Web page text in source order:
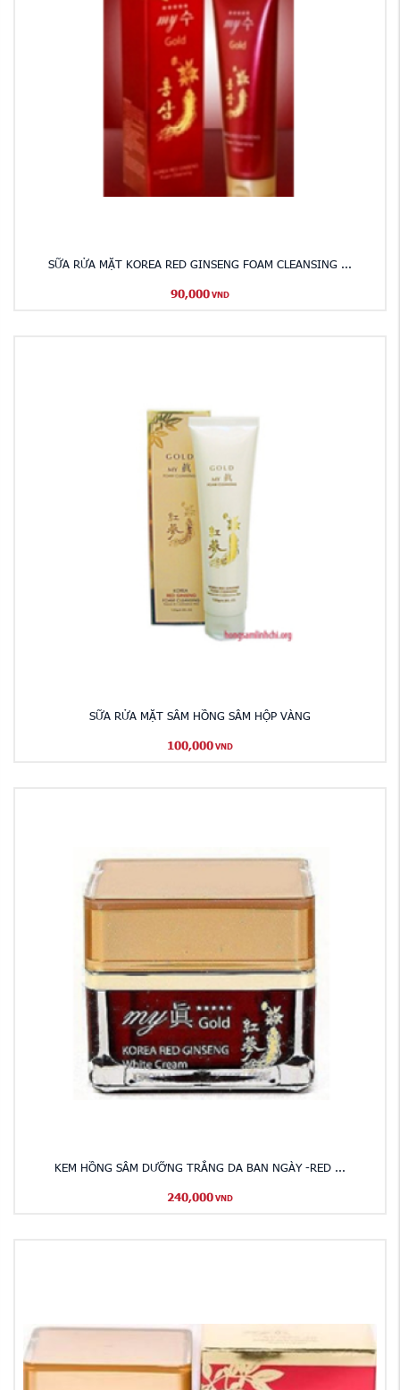
SỮA RỬA MẶT KOREA RED GINSENG FOAM CLEANSING ...
90,000 VND
SỮA RỬA MẶT SÂM HỒNG SÂM HỘP VÀNG
100,000 VND
KEM HỒNG SÂM DƯỠNG TRẮNG DA BAN NGÀY -RED ...
240,000 VND